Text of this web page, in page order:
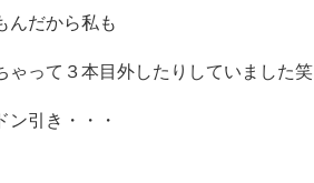
んだから私も
ゃって３本目外したりしていました笑
ン引き・・・